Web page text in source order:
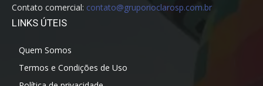
Contato comercial: contato@gruporioclarosp.com.br
LINKS ÚTEIS
Quem Somos
Termos e Condições de Uso